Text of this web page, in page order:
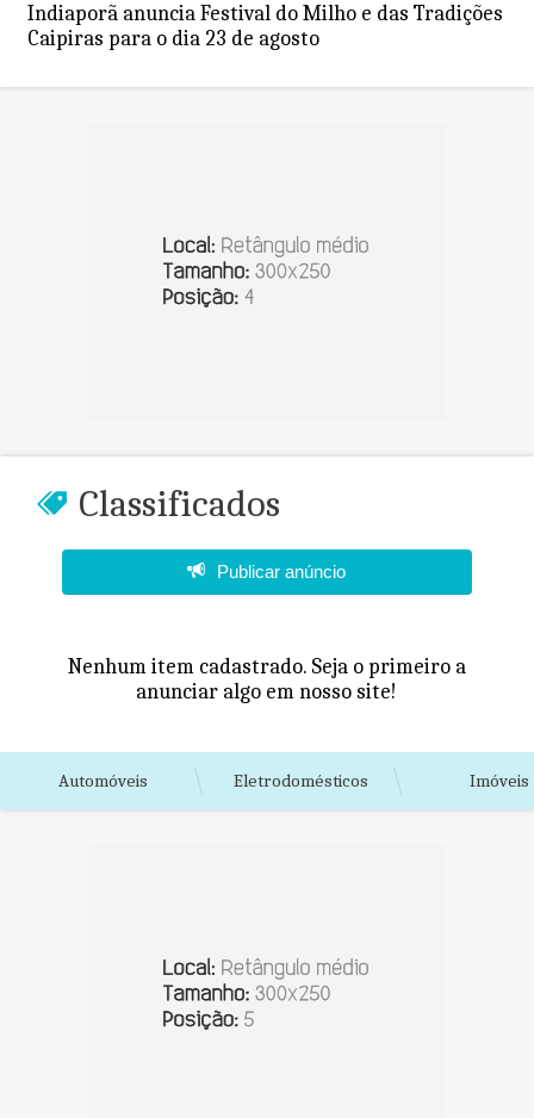
Indiaporã anuncia Festival do Milho e das Tradições
Caipiras para o dia 23 de agosto
Classificados
Publicar anúncio
Nenhum item cadastrado. Seja o primeiro a
anunciar algo em nosso site!
Automóveis Eletrodomésticos Imóveis